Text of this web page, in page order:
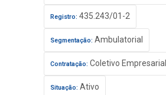
Registro: 435.243/01-2
Segmentação: Ambulatorial
Contratação: Coletivo Empresarial
Situação: Ativo